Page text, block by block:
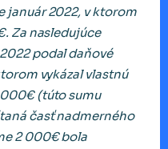
január 2022, v ktorom
Za nasledujúce
podal daňové
vykázal vlastnú
(túto sumu
časť nadmerného
2 000€ bola